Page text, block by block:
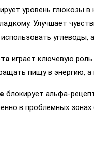
уровень глюкозы
Улучшает
углеводы,
играет ключевую
пищу в энергию, а
блокирует альфа-
в проблемных